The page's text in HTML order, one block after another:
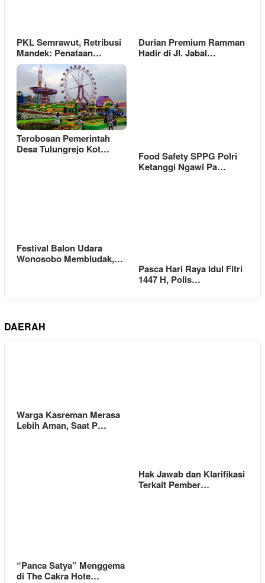
PKL Semrawut, Retribusi
Mandek: Penataan…
Durian Premium Ramman
Hadir di Jl. Jabal…
Terobosan Pemerintah
Desa Tulungrejo Kot…
Food Safety SPPG Polri
Ketanggi Ngawi Pa…
Festival Balon Udara
Wonosobo Membludak,…
Pasca Hari Raya Idul Fitri
1447 H, Polis…
DAERAH
Warga Kasreman Merasa
Lebih Aman, Saat P…
Hak Jawab dan Klarifikasi
Terkait Pember…
“Panca Satya” Menggema
di The Cakra Hote…